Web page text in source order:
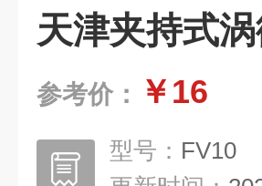
天津夹持式
参考价： ￥16
型号： FV10